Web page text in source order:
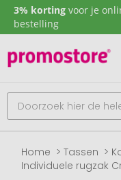
3% korting voor je
bestelling
Home Tassen
Individuele rugzak